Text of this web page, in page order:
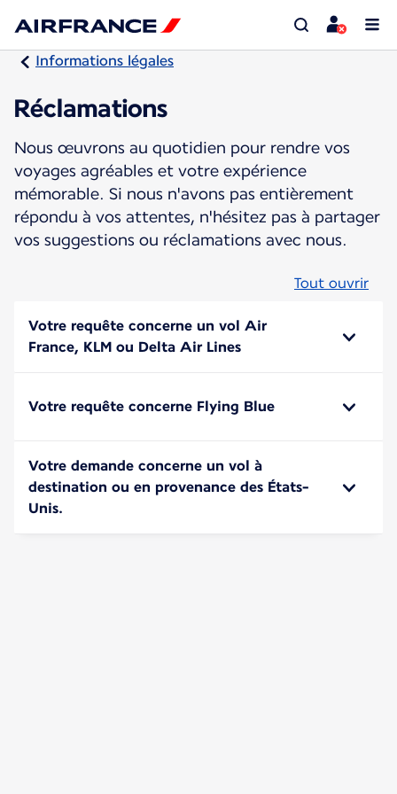
Informations légales
Réclamations
Nous œuvrons au quotidien pour rendre vos
voyages agréables et votre expérience
mémorable. Si nous n'avons pas entièrement
répondu à vos attentes, n'hésitez pas à partager
vos suggestions ou réclamations avec nous.
Tout ouvrir
Votre requête concerne un vol Air
France, KLM ou Delta Air Lines
Votre requête concerne Flying Blue
Votre demande concerne un vol à
destination ou en provenance des États-
Unis.